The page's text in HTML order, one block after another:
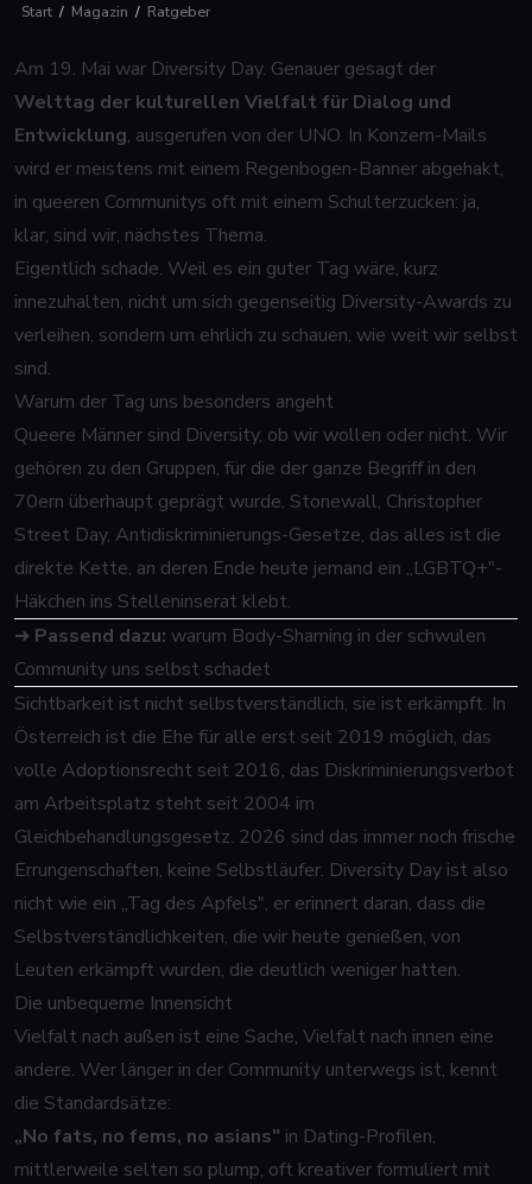
Start / Magazin / Ratgeber
Am 19. Mai war Diversity Day. Genauer gesagt der
Welttag der kulturellen Vielfalt für Dialog und
Entwicklung, ausgerufen von der UNO. In Konzern-Mails
wird er meistens mit einem Regenbogen-Banner abgehakt,
in queeren Communitys oft mit einem Schulterzucken: ja,
klar, sind wir, nächstes Thema.
Eigentlich schade. Weil es ein guter Tag wäre, kurz
innezuhalten, nicht um sich gegenseitig Diversity-Awards zu
verleihen, sondern um ehrlich zu schauen, wie weit wir selbst
sind.
Warum der Tag uns besonders angeht
Queere Männer sind Diversity, ob wir wollen oder nicht. Wir
gehören zu den Gruppen, für die der ganze Begriff in den
70ern überhaupt geprägt wurde. Stonewall, Christopher
Street Day, Antidiskriminierungs-Gesetze, das alles ist die
direkte Kette, an deren Ende heute jemand ein „LGBTQ+"-
Häkchen ins Stelleninserat klebt.
➜ Passend dazu: warum Body-Shaming in der schwulen
Community uns selbst schadet
Sichtbarkeit ist nicht selbstverständlich, sie ist erkämpft. In
Österreich ist die Ehe für alle erst seit 2019 möglich, das
volle Adoptionsrecht seit 2016, das Diskriminierungsverbot
am Arbeitsplatz steht seit 2004 im
Gleichbehandlungsgesetz. 2026 sind das immer noch frische
Errungenschaften, keine Selbstläufer. Diversity Day ist also
nicht wie ein „Tag des Apfels", er erinnert daran, dass die
Selbstverständlichkeiten, die wir heute genießen, von
Leuten erkämpft wurden, die deutlich weniger hatten.
Die unbequeme Innensicht
Vielfalt nach außen ist eine Sache, Vielfalt nach innen eine
andere. Wer länger in der Community unterwegs ist, kennt
die Standardsätze:
„No fats, no fems, no asians" in Dating-Profilen,
mittlerweile selten so plump, oft kreativer formuliert mit